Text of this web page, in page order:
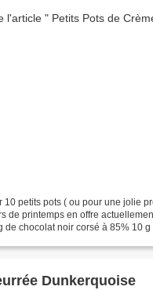
10 petits pots ( ou pour une jolie
de printemps en offre
de chocolat noir corsé à 85% 10 g
Dunkerquoise